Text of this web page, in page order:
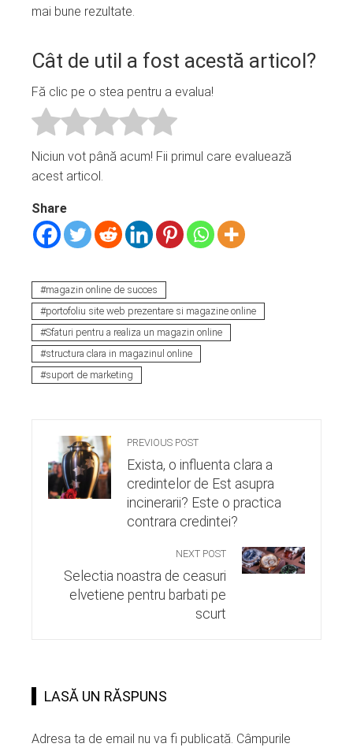
mai bune rezultate.
Cât de util a fost acestă articol?
Fă clic pe o stea pentru a evalua!
Niciun vot până acum! Fii primul care evaluează
acest articol.
Share
magazin online de succes
portofoliu site web prezentare si magazine online
Sfaturi pentru a realiza un magazin online
structura clara in magazinul online
suport de marketing
PREVIOUS POST
Exista, o influenta clara a
credintelor de Est asupra
incinerarii? Este o practica
contrara credintei?
NEXT POST
Selectia noastra de ceasuri
elvetiene pentru barbati pe
scurt
LASĂ UN RĂSPUNS
Adresa ta de email nu va fi publicată. Câmpurile